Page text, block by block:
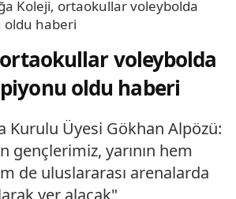
Koleji, ortaokullar voleybolda
oldu haberi
voleybolda
oldu haberi
Kurulu Üyesi Gökhan Alpözü:
gençlerimiz, yarının hem
de uluslararası arenalarda
yer alacak"